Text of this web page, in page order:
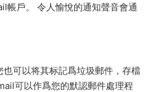
帳戶。 令人愉悅的通知聲音會通
可以将其标記爲垃圾郵件，存檔
可以作爲您的默認郵件處理程